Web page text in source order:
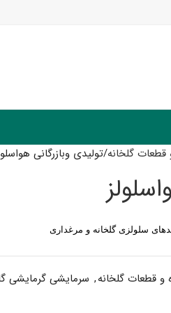
قطعات گلخانه تولیدی وبازرگانی
سلولزی گلخانه و مرغداری
و قطعات گلخانه, سرمایشی گرمایشی